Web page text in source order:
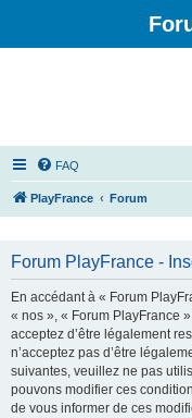
FAQ
PlayFrance Forum
Forum PlayFrance -
En accédant à « Forum
« nos », « Forum PlayFrance
acceptez d’être légalement
n’acceptez pas d’être
suivantes, veuillez ne pas
pouvons modifier ces
de vous informer de ces